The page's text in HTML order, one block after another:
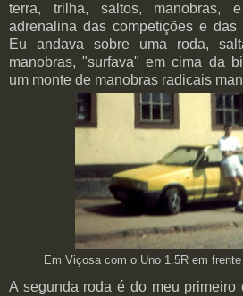
terra, trilha, saltos, manobras,
adrenalina das competições e das
Eu andava sobre uma roda,
manobras, "surfava" em cima da
um monte de manobras radicais
Em Viçosa com o Uno 1.5R em
A segunda roda é do meu primeiro